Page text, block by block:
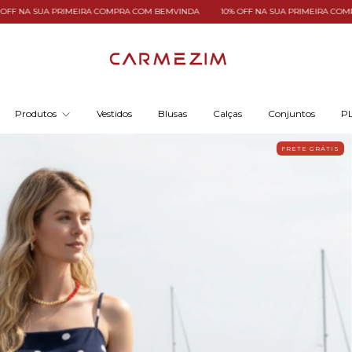
COM BEMVINDA 10% OFF NA SUA PRIMEIRA COMPRA COM BEMVINDA 10%
Produtos Vestidos Blusas Calças Conjuntos
FRETE GRÁTIS